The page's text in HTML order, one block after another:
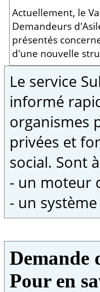
Actuellement, le
Demandeurs
présentés
d'une nouvelle
Le service
informé
organismes
privées et
social. Sont
- un moteur
- un
Pour en